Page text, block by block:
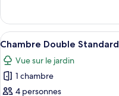
Dortoir
Partagé
Standard,
dortoir
mixte
le
type
de
chambre
Dortoir
Partagé
Standard,
Afficher
toutes
les
photos
pour
7
Chambre Double Standard
Vue sur le jardin
1 chambre
4 personnes